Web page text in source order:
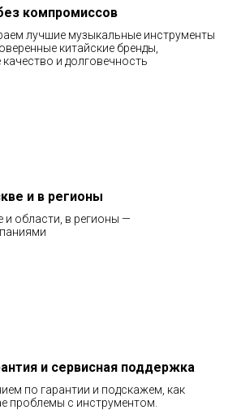
компромиссов
лучшие музыкальные инструменты
китайские бренды,
и долговечность
и в регионы
области, в регионы —
и сервисная поддержка
по гарантии и подскажем, как
проблемы с инструментом.